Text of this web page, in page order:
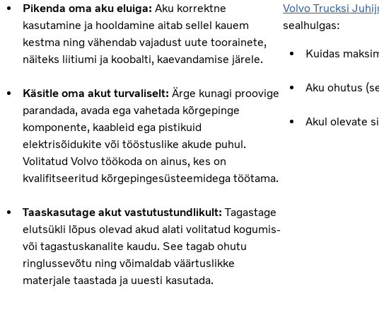
Pikenda oma aku eluiga: Aku korrektne
kasutamine ja hooldamine aitab sellel kauem
kestma ning vähendab vajadust uute toorainete,
näiteks liitiumi ja koobalti, kaevandamise järele.
Käsitle oma akut turvaliselt: Ärge kunagi proovige
parandada, avada ega vahetada kõrgepinge
komponente, kaableid ega pistikuid
elektrisõidukite või tööstuslike akude puhul.
Volitatud Volvo töökoda on ainus, kes on
kvalifitseeritud kõrgepingesüsteemidega töötama.
Taaskasutage akut vastutustundlikult: Tagastage
elutsükli lõpus olevad akud alati volitatud kogumis-
või tagastuskanalite kaudu. See tagab ohutu
ringlussevõtu ning võimaldab väärtuslikke
materjale taastada ja uuesti kasutada.
Volvo Trucksi
sealhulgas:
Kuidas
Aku ohutus
Akul olevate